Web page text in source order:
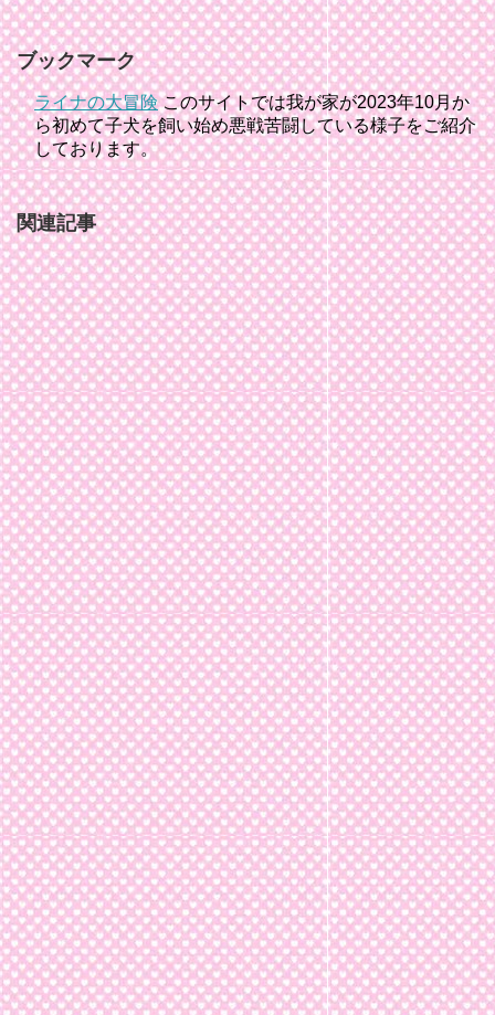
ブックマーク
ライナの大冒険このサイトでは我が家が2023年10月か
ら初めて子犬を飼い始め悪戦苦闘している様子をご紹介
しております。
関連記事